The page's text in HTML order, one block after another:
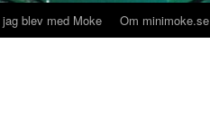
jag blev med Moke Om minimoke.se